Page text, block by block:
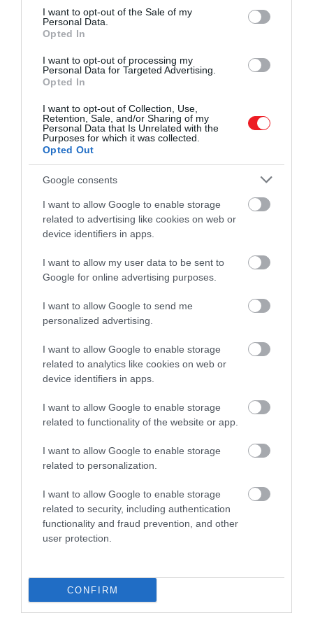
consent section.
I want to opt-out of the Sale of my
Personal Data.
Opted In
I want to opt-out of processing my
Personal Data for Targeted Advertising.
Opted In
I want to opt-out of Collection, Use,
Retention, Sale, and/or Sharing of my
Personal Data that Is Unrelated with the
Purposes for which it was collected.
Opted Out
Google consents
I want to allow Google to enable storage
related to advertising like cookies on web or
device identifiers in apps.
I want to allow my user data to be sent to
Google for online advertising purposes.
I want to allow Google to send me
personalized advertising.
I want to allow Google to enable storage
related to analytics like cookies on web or
device identifiers in apps.
I want to allow Google to enable storage
related to functionality of the website or app.
I want to allow Google to enable storage
related to personalization.
I want to allow Google to enable storage
related to security, including authentication
functionality and fraud prevention, and other
user protection.
CONFIRM
O’Leary azt is hozzátette, hogy a társaság a
közeljövőben, várhatóan szeptemberben
Jordániába.
történt felfordulásra is. Szerdán több repülőteret
ideiglenesen le kellett zárni, miután az ország lelőtt
tizenkilenc orosz drónt, és bár a közlekedés pár
órával később visszaállt a normális kerékvágásba, az
incidens légiforgalmi fennakadásokat és késéseket
okozott egész Európában. O’Leary szerint az
elkövetkező években minden légitársaság és
minden európai utas számára inkább az állandó
pedig a repülés biztonsága.
Ha tovább olvasnál:
Már 2,5 eurót kapnak a Ryanair
dolgozói, ha méretes poggyászt fognak
November 3-tól egyébként új korszak kezdődik
teljesen
megszüntetia papíralapú beszállókártyákat –
ezután a repülőtéren már nem adnak nyomtatott
dokumentumot, az utasoknak kötelező lesz előre,
online becsekkolni, és a szükséges igazolást a
Olvasd el ezt is!
poggyászszabály sokak életét
megkeserítheti
Őrült buli kerekedett egy Ryanair-járaton